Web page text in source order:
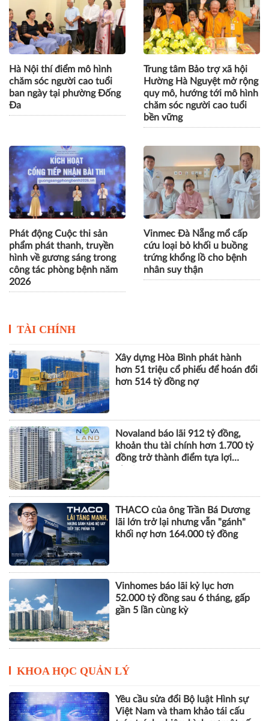
Hà Nội thí điểm mô hình
chăm sóc người cao tuổi
ban ngày tại phường Đống
Đa
Trung tâm Bảo trợ xã hội
Hường Hà Nguyệt mở rộng
quy mô, hướng tới mô hình
chăm sóc người cao tuổi
bền vững
Phát động Cuộc thi sản
phẩm phát thanh, truyền
hình về gương sáng trong
công tác phòng bệnh năm
2026
Vinmec Đà Nẵng mổ cấp
cứu loại bỏ khối u buồng
trứng khổng lồ cho bệnh
nhân suy thận
TÀI CHÍNH
Xây dựng Hòa Bình phát hành
hơn 51 triệu cổ phiếu để hoán đổi
hơn 514 tỷ đồng nợ
Novaland báo lãi 912 tỷ đồng,
khoản thu tài chính hơn 1.700 tỷ
đồng trở thành điểm tựa lợi
THACO của ông Trần Bá Dương
lãi lớn trở lại nhưng vẫn "gánh"
khối nợ hơn 164.000 tỷ đồng
Vinhomes báo lãi kỷ lục hơn
52.000 tỷ đồng sau 6 tháng, gấp
gần 5 lần cùng kỳ
KHOA HỌC QUẢN LÝ
Yêu cầu sửa đổi Bộ luật Hình sự
Việt Nam và tham khảo tái cấu